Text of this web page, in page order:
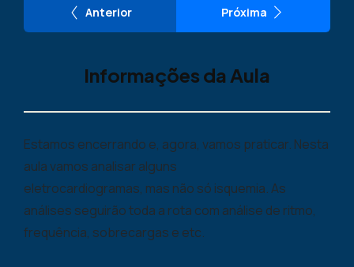
Anterior Próxima
Informações da Aula
Estamos encerrando e, agora, vamos praticar. Nesta
aula vamos analisar alguns
eletrocardiogramas, mas não só isquemia. As
análises seguirão toda a rota com análise de ritmo,
frequência, sobrecargas e etc.